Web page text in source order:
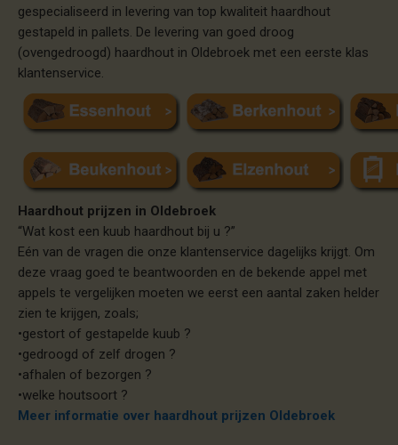
gespecialiseerd in levering van top kwaliteit haardhout
gestapeld in pallets. De levering van goed droog
(ovengedroogd) haardhout in Oldebroek met een eerste klas
klantenservice.
Haardhout prijzen in Oldebroek
“Wat kost een kuub haardhout bij u ?”
Eén van de vragen die onze klantenservice dagelijks krijgt. Om
deze vraag goed te beantwoorden en de bekende appel met
appels te vergelijken moeten we eerst een aantal zaken helder
zien te krijgen, zoals;
•gestort of gestapelde kuub ?
•gedroogd of zelf drogen ?
•afhalen of bezorgen ?
•welke houtsoort ?
Meer informatie over haardhout prijzen Oldebroek